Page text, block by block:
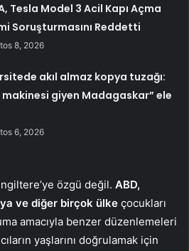
Tesla Model 3 Acil Kapı Açma
Soruşturmasını Reddetti
8, 2026
akıl almaz kopya tuzağı:
makinesi giyen Madagaskar” ele
6, 2026
özgü değil. ABD,
ve diğer birçok ülke çocukları
amacıyla benzer düzenlemeleri
yaşlarını doğrulamak için